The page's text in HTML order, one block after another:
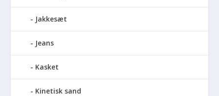
Jakkesæt
Jeans
Kasket
Kinetisk sand